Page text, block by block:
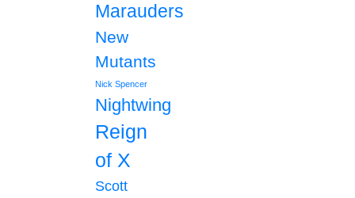
Marauders
New
Mutants
Nick Spencer
Nightwing
Reign
of X
Scott